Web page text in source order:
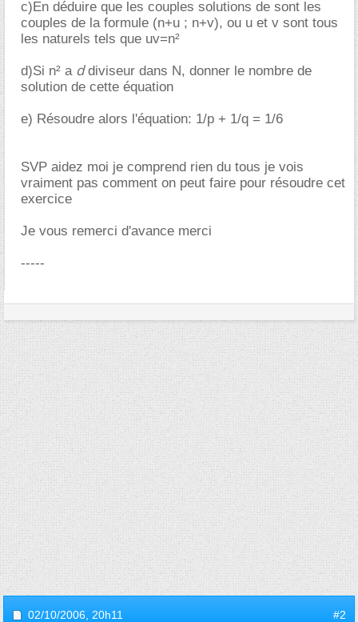
c)En déduire que les couples solutions de sont les
couples de la formule (n+u ; n+v), ou u et v sont tous
les naturels tels que uv=n²
d)Si n² a ddiviseur dans N, donner le nombre de
solution de cette équation
e) Résoudre alors l'équation: 1/p + 1/q = 1/6
SVP aidez moi je comprend rien du tous je vois
vraiment pas comment on peut faire pour résoudre cet
exercice
Je vous remerci d'avance merci
-----
02/10/2006, 20h11 #2